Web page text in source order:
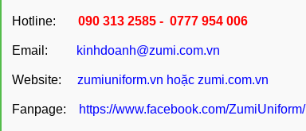
Hotline: 090 313 2585 - 0777 954 006
Email: kinhdoanh@zumi.com.vn
Website: zumiuniform.vn hoặc zumi.com.vn
Fanpage: https://www.facebook.com/ZumiUniform/